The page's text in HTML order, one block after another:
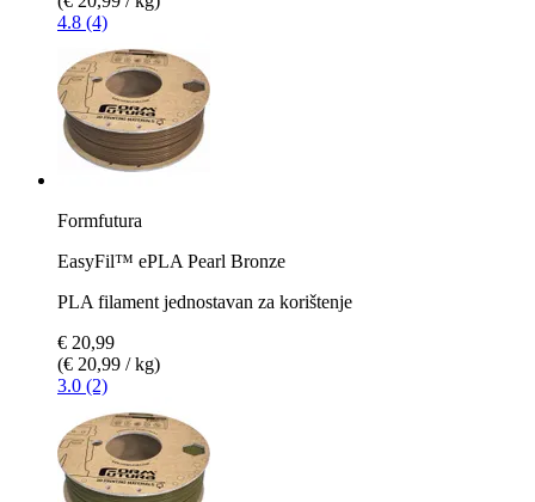
4.8 (4)
Formfutura
EasyFil™ ePLA Pearl Bronze
PLA filament jednostavan za korištenje
€ 20,99
(€ 20,99 / kg)
3.0 (2)